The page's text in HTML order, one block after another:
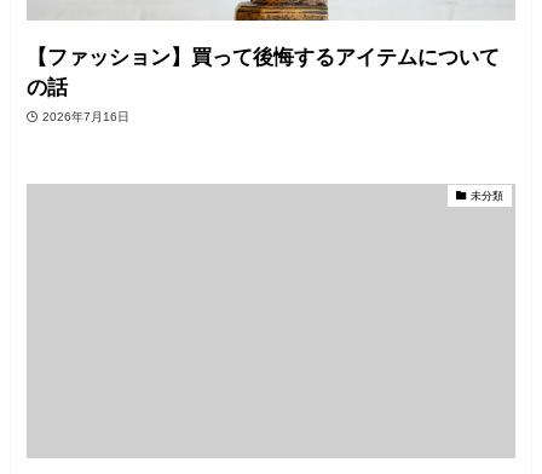
【ファッション】買って後悔するアイテムについて
の話
2026年7月16日
未分類